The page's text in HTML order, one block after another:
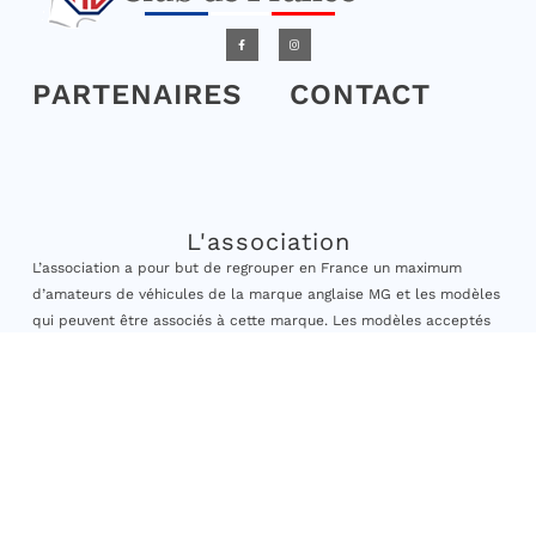
PARTENAIRES CONTACT
L'association
L’association a pour but de regrouper en France un maximum
d’amateurs de véhicules de la marque anglaise MG et les modèles
qui peuvent être associés à cette marque. Les modèles acceptés